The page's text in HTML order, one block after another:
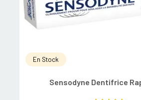
En Stock
Sensodyne Dentifrice